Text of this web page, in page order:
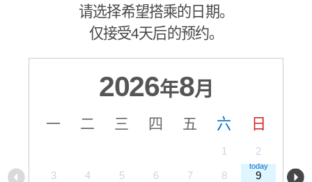
请选择希望搭乘的日期。
仅接受4天后的预约。
2026年8月
一 二 三 四 五 六 日
1 2
3 4 5 6 7 8 9